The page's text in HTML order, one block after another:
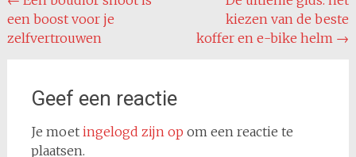
navigatie
een boost voor je
zelfvertrouwen
kiezen van de beste
koffer en e-bike helm →
Geef een reactie
Je moet ingelogd zijn op om een reactie te
plaatsen.